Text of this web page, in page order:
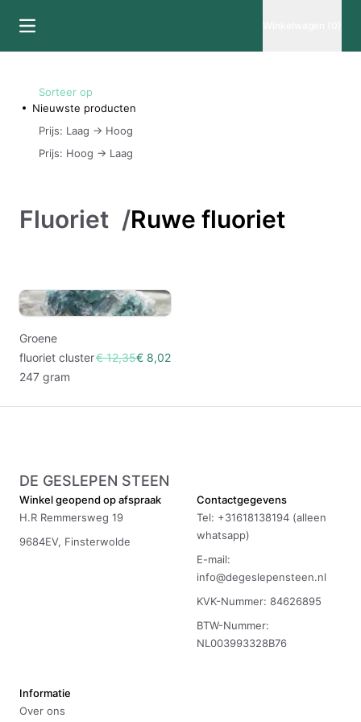
Sorteer op
Nieuwste producten
Prijs: Laag -> Hoog
Prijs: Hoog -> Laag
Fluoriet /Ruwe fluoriet
Groene
fluoriet cluster
247 gram
€ 12,35€ 8,02
DE GESLEPEN STEEN
Winkel geopend op afspraak
H.R Remmersweg 19
9684EV, Finsterwolde
Contactgegevens
Tel: +31618138194 (alleen
whatsapp)
E-mail:
info@degeslepensteen.nl
KVK-Nummer: 84626895
BTW-Nummer:
NL003993328B76
Informatie
Over ons